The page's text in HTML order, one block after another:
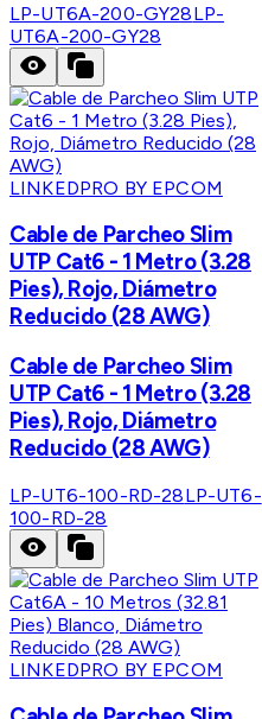
LP-UT6A-200-GY28LP-
UT6A-200-GY28
LINKEDPRO BY EPCOM
Cable de Parcheo Slim
UTP Cat6 - 1 Metro (3.28
Pies), Rojo, Diámetro
Reducido (28 AWG)
Cable de Parcheo Slim
UTP Cat6 - 1 Metro (3.28
Pies), Rojo, Diámetro
Reducido (28 AWG)
LP-UT6-100-RD-28LP-UT6-
100-RD-28
LINKEDPRO BY EPCOM